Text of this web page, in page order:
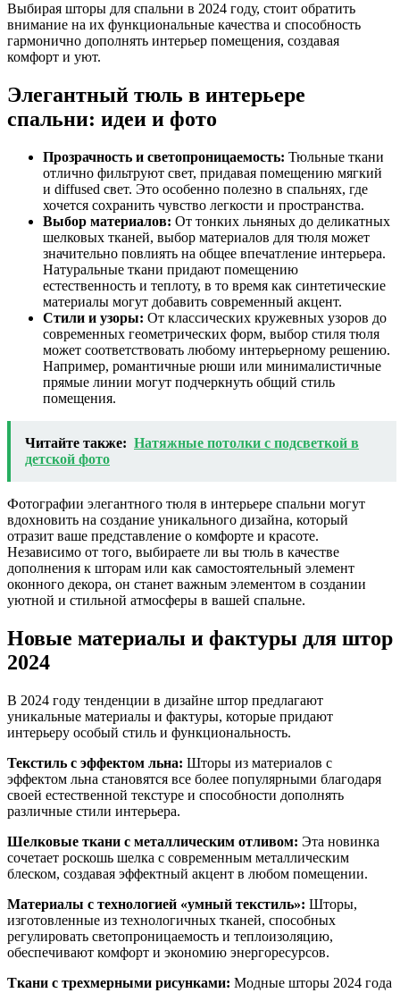
Выбирая шторы для спальни в 2024 году, стоит обратить
внимание на их функциональные качества и способность
гармонично дополнять интерьер помещения, создавая
комфорт и уют.
Элегантный тюль в интерьере
спальни: идеи и фото
Прозрачность и светопроницаемость: Тюльные ткани
отлично фильтруют свет, придавая помещению мягкий
и diffused свет. Это особенно полезно в спальнях, где
хочется сохранить чувство легкости и пространства.
Выбор материалов: От тонких льняных до деликатных
шелковых тканей, выбор материалов для тюля может
значительно повлиять на общее впечатление интерьера.
Натуральные ткани придают помещению
естественность и теплоту, в то время как синтетические
материалы могут добавить современный акцент.
Стили и узоры: От классических кружевных узоров до
современных геометрических форм, выбор стиля тюля
может соответствовать любому интерьерному решению.
Например, романтичные рюши или минималистичные
прямые линии могут подчеркнуть общий стиль
помещения.
Читайте также: Натяжные потолки с подсветкой в
детской фото
Фотографии элегантного тюля в интерьере спальни могут
вдохновить на создание уникального дизайна, который
отразит ваше представление о комфорте и красоте.
Независимо от того, выбираете ли вы тюль в качестве
дополнения к шторам или как самостоятельный элемент
оконного декора, он станет важным элементом в создании
уютной и стильной атмосферы в вашей спальне.
Новые материалы и фактуры для штор
2024
В 2024 году тенденции в дизайне штор предлагают
уникальные материалы и фактуры, которые придают
интерьеру особый стиль и функциональность.
Текстиль с эффектом льна: Шторы из материалов с
эффектом льна становятся все более популярными благодаря
своей естественной текстуре и способности дополнять
различные стили интерьера.
Шелковые ткани с металлическим отливом: Эта новинка
сочетает роскошь шелка с современным металлическим
блеском, создавая эффектный акцент в любом помещении.
Материалы с технологией «умный текстиль»: Шторы,
изготовленные из технологичных тканей, способных
регулировать светопроницаемость и теплоизоляцию,
обеспечивают комфорт и экономию энергоресурсов.
Ткани с трехмерными рисунками: Модные шторы 2024 года